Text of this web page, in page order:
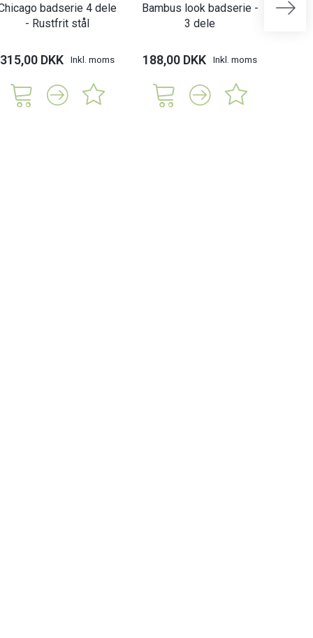
badserie 4 dele
- Rustfrit stål
315,00 DKK Inkl. moms
Bambus look badserie -
3 dele
188,00 DKK Inkl. moms